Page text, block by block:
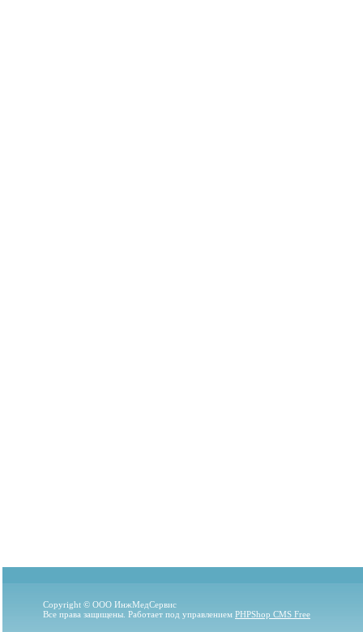
Copyright © ООО ИнжМедСервис
Все права защищены. Работает под управлением PHPShop CMS Free